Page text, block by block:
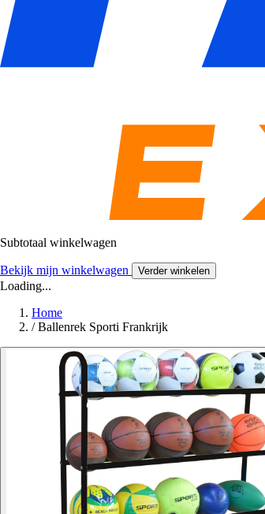
Subtotaal winkelwagen
Bekijk mijn winkelwagen Verder winkelen
Loading...
Home
/ Ballenrek Sporti Frankrijk